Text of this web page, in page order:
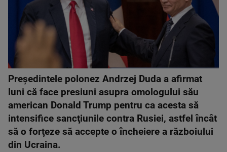
Preşedintele polonez Andrzej Duda a afirmat
luni că face presiuni asupra omologului său
american Donald Trump pentru ca acesta să
intensifice sancţiunile contra Rusiei, astfel încât
să o forţeze să accepte o încheiere a războiului
din Ucraina.